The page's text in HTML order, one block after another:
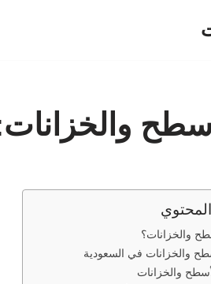
والخزانات؟
والخزانات في السعودية
والخزانات